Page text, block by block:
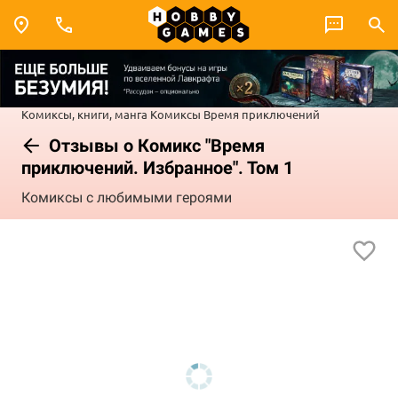
Комиксы, книги, манга Комиксы Время приключений
Отзывы о Комикс "Время
приключений. Избранное". Том 1
Комиксы с любимыми героями